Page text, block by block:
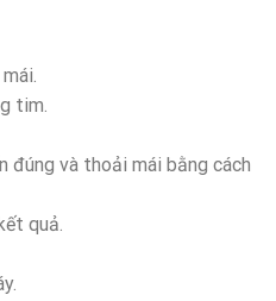
tim.
đúng và thoải mái bằng cách
quả.